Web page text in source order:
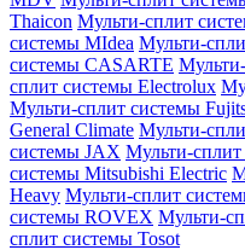
Thaicon Мульти-сплит
системы MIdea Мульти-
системы CASARTE
сплит системы Electrolux
Мульти-сплит системы
General Climate Мульти-
системы JAX Мульти-
системы Mitsubishi Electric
Heavy Мульти-сплит
системы ROVEX Мульти-
сплит системы Tosot